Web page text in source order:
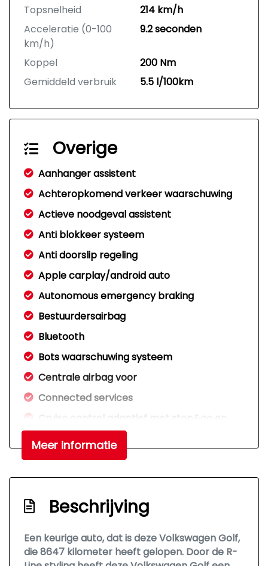
Topsnelheid
214 km/h
Acceleratie (0-100
km/h)
9.2 seconden
Koppel
200 Nm
Gemiddeld verbruik
5.5 l/100km
Overige
Aanhanger assistent
Achteropkomend verkeer waarschuwing
Actieve noodgeval assistent
Anti blokkeer systeem
Anti doorslip regeling
Apple carplay/android auto
Autonomous emergency braking
Bestuurdersairbag
Bluetooth
Bots waarschuwing systeem
Centrale airbag voor
Connected services
Cruise control adaptief met stop&go en
stuurhulp
Draadloze telefoonlader
Hoofd airbag(s) achter
Hoofd airbag(s) voor
Keyless start
Meer informatie
Beschrijving
Een keurige auto, dat is deze Volkswagen Golf,
die 8647 kilometer heeft gelopen. Door de R-